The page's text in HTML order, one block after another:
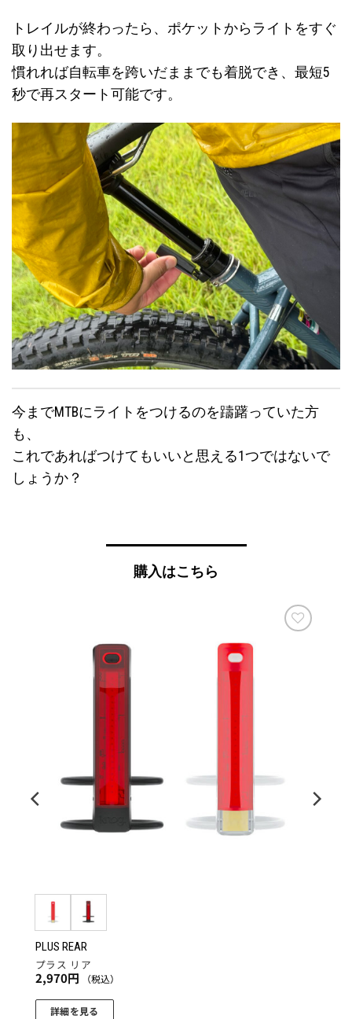
トレイルが終わったら、ポケットからライトをすぐ
取り出せます。
慣れれば自転車を跨いだままでも着脱でき、最短5
秒で再スタート可能です。
今までMTBにライトをつけるのを躊躇っていた方
も、
これであればつけてもいいと思える1つではないで
しょうか？
購入はこちら
PLUS REAR
プラス リア
2,970円 （税込）
詳細を見る